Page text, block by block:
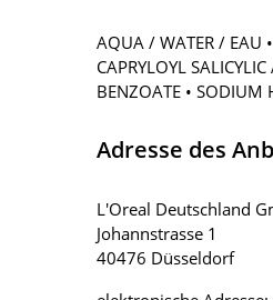
AQUA / WATER / EAU
CAPRYLOYL
BENZOATE • SODIUM
Adresse des
L'Oreal Deutschland
Johannstrasse 1
40476 Düsseldorf